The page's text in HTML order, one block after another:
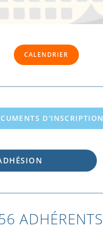
CALENDRIER
D'INSCRIPTION
ADHÉRENTS